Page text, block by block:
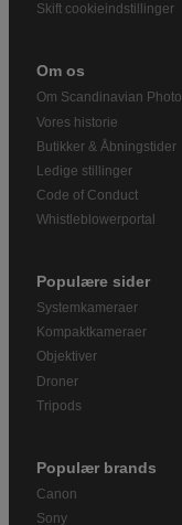
Skift cookieindstillinger
Om os
Om Scandinavian Photo
Vores historie
Butikker & Åbningstider
Ledige stillinger
Code of Conduct
Whistleblowerportal
Populære sider
Systemkameraer
Kompaktkameraer
Objektiver
Droner
Tripods
Populær brands
Canon
Sony